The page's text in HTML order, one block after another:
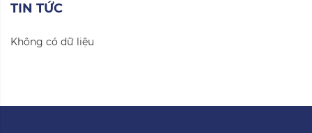
TIN TỨC
Không có dữ liệu